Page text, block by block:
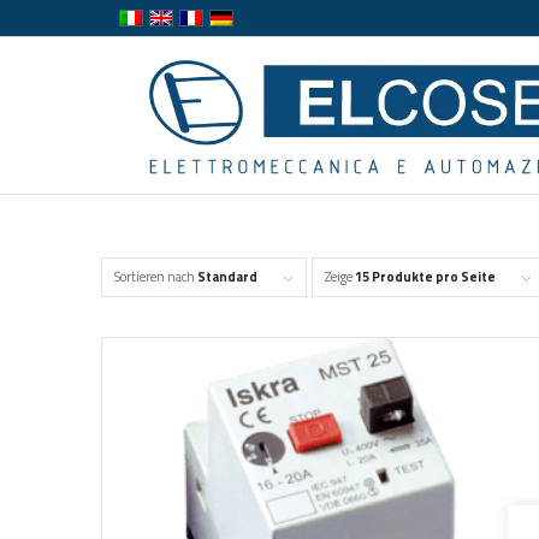
Sortieren nach Standard Zeige15 Produkte pro Seite